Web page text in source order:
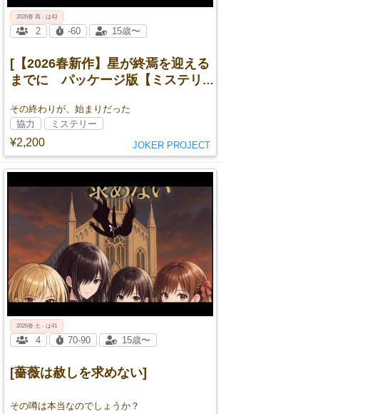
[【2026春新作】星が終焉を迎える
までに パッケージ版【ミステリー
その終わりが、始まりだった
¥2,200
2026春 両 - は43
2 -60 15歳〜
協力 ミステリー
JOKER PROJECT
[薔薇は赦しを求めない]
その噂は本当なのでしょうか？
2026春 土 - は41
4 70-90 15歳〜